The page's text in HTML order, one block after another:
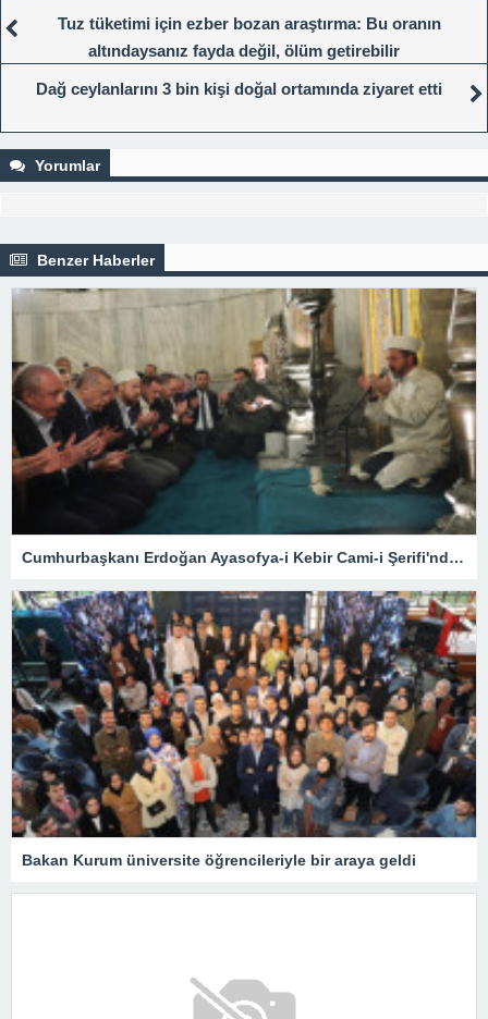
Tuz tüketimi için ezber bozan araştırma: Bu oranın
altındaysanız fayda değil, ölüm getirebilir
Dağ ceylanlarını 3 bin kişi doğal ortamında ziyaret etti
Yorumlar
Benzer Haberler
Cumhurbaşkanı Erdoğan Ayasofya-i Kebir Cami-i Şerifi'nde namaz kıldı, Kur'an okudu
Bakan Kurum üniversite öğrencileriyle bir araya geldi